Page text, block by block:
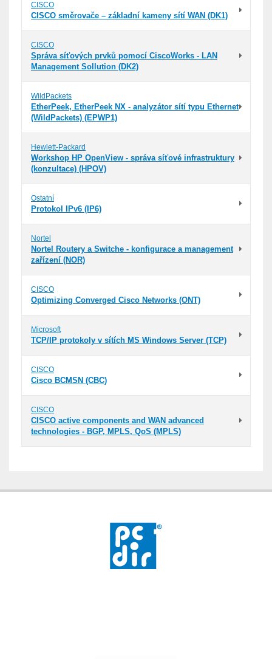
CISCO
CISCO směrovače – základní kameny sítí WAN (DK1)
CISCO
Správa síťových prvků pomocí CiscoWorks - LAN
Management Sollution (DK2)
WildPackets
EtherPeek, EtherPeek NX - analyzátor sítí typu Ethernet
(WildPackets) (EPWP1)
Hewlett-Packard
Workshop HP OpenView - správa síťové infrastruktury
(konzultace) (HPOV)
Ostatní
Protokol IPv6 (IP6)
Nortel
Nortel Routery a Switche - konfigurace a management
zařízení (NOR)
CISCO
Optimizing Converged Cisco Networks (ONT)
Microsoft
TCP/IP protokoly v sítích MS Windows Server (TCP)
CISCO
Cisco BCMSN (CBC)
CISCO
CISCO active components and WAN advanced
technologies - BGP, MPLS, QoS (MPLS)